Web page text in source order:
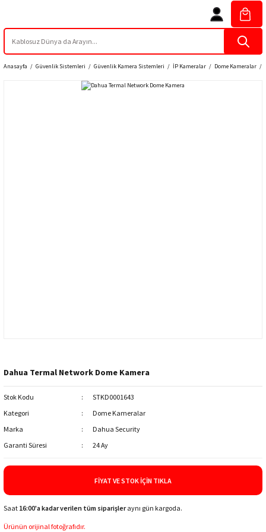
Anasayfa Güvenlik Sistemleri Güvenlik Kamera Sistemleri İP Kameralar Dome Kameralar
Dahua Termal Network Dome Kamera
Stok Kodu
STKD0001643
Kategori
Dome Kameralar
Marka
Dahua Security
Garanti Süresi
24 Ay
FIYAT VE STOK İÇIN TIKLA
Saat 16:00'a kadar verilen tüm siparişleraynı gün kargoda.
Ürünün orijinal fotoğrafıdır.